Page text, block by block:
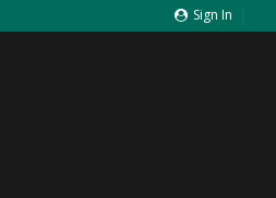
Sign In